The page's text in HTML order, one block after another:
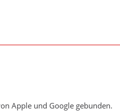
Apple und Google gebunden.